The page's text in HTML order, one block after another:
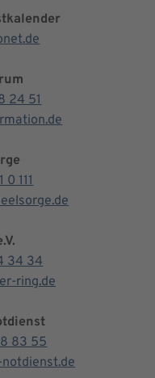
24 51
111
34 34
ring.de
83 55